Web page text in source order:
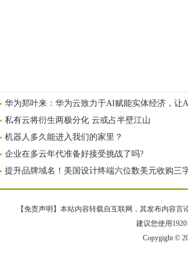
华为郑叶来：华为云致力于AI赋能实体经济，让
私有云将衍生两极分化 云或占半壁江山
机器人多久能进入我们的家里？
企业在多云年代准备好接受挑战了吗?
提升品牌域名！美国设计终端六位数美元收购三
【免责声明】本站内容转载自互联网，其发布内容
建议您使用
Copygight ©